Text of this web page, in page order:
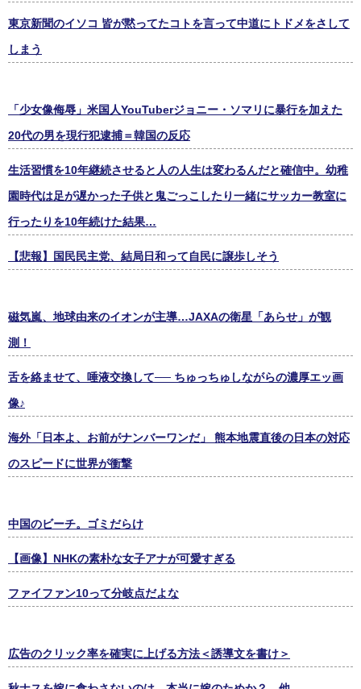
東京新聞のイソコ 皆が黙ってたコトを言って中道にトドメをさして
しまう
「少女像侮辱」米国人YouTuberジョニー・ソマリに暴行を加えた
20代の男を現行犯逮捕＝韓国の反応
生活習慣を10年継続させると人の人生は変わるんだと確信中。幼稚
園時代は足が遅かった子供と鬼ごっこしたり一緒にサッカー教室に
行ったりを10年続けた結果…
【悲報】国民民主党、結局日和って自民に譲歩しそう
磁気嵐、地球由来のイオンが主導…JAXAの衛星「あらせ」が観
測！
舌を絡ませて、唾液交換して── ちゅっちゅしながらの濃厚エッ画
像♪
海外「日本よ、お前がナンバーワンだ」 熊本地震直後の日本の対応
のスピードに世界が衝撃
中国のビーチ。ゴミだらけ
【画像】NHKの素朴な女子アナが可愛すぎる
ファイファン10って分岐点だよな
広告のクリック率を確実に上げる方法＜誘導文を書け＞